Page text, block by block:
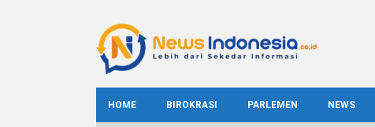
HOME BIROKRASI PARLEMEN NEWS